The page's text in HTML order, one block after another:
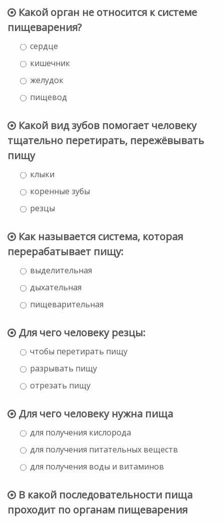
Какой орган не относится к системе
пищеварения?
сердце
кишечник
желудок
пищевод
Какой вид зубов помогает человеку
тщательно перетирать, пережёвывать
пищу
клыки
коренные зубы
резцы
Как называется система, которая
перерабатывает пищу:
выделительная
дыхательная
пищеварительная
Для чего человеку резцы:
чтобы перетирать пищу
разрывать пищу
отрезать пищу
Для чего человеку нужна пища
для получения кислорода
для получения питательных веществ
для получения воды и витаминов
В какой последовательности пища
проходит по органам пищеварения